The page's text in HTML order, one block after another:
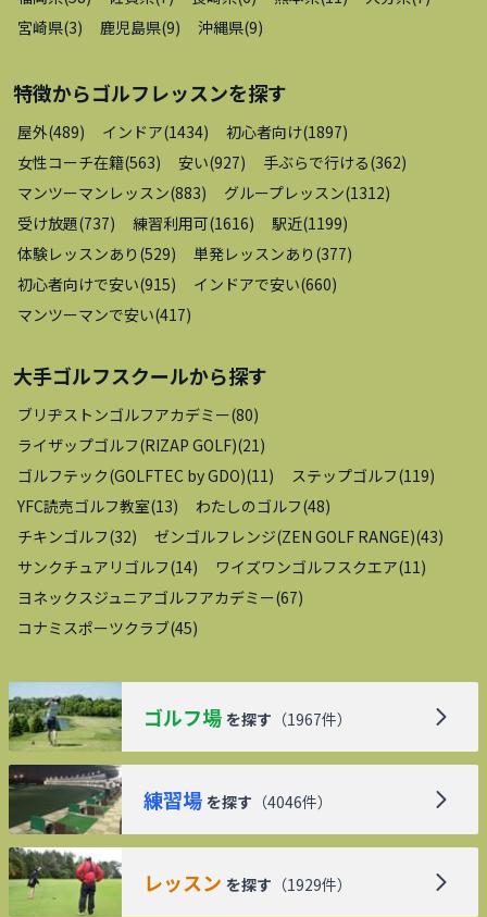
宮崎県(3) 鹿児島県(9) 沖縄県(9)
特徴からゴルフレッスンを探す
屋外(489) インドア(1434) 初心者向け(1897)
女性コーチ在籍(563) 安い(927) 手ぶらで行ける(362)
マンツーマンレッスン(883) グループレッスン(1312)
受け放題(737) 練習利用可(1616) 駅近(1199)
体験レッスンあり (529) 単発レッスンあり (377)
初心者向けで安い(915) インドアで安い(660)
マンツーマンで安い(417)
大手ゴルフスクールから探す
ブリヂストンゴルフアカデミー(80)
ライザップゴルフ(RIZAP GOLF)(21)
ゴルフテック(GOLFTEC by GDO)(11) ステップゴルフ(119)
YFC読売ゴルフ教室(13) わたしのゴルフ(48)
チキンゴルフ(32) ゼンゴルフレンジ(ZEN GOLF RANGE)(43)
サンクチュアリゴルフ(14) ワイズワンゴルフスクエア(11)
ヨネックスジュニアゴルフアカデミー(67)
コナミスポーツクラブ(45)
ゴルフ場 を探す （1967件）
練習場 を探す （4046件）
レッスン を探す （1929件）